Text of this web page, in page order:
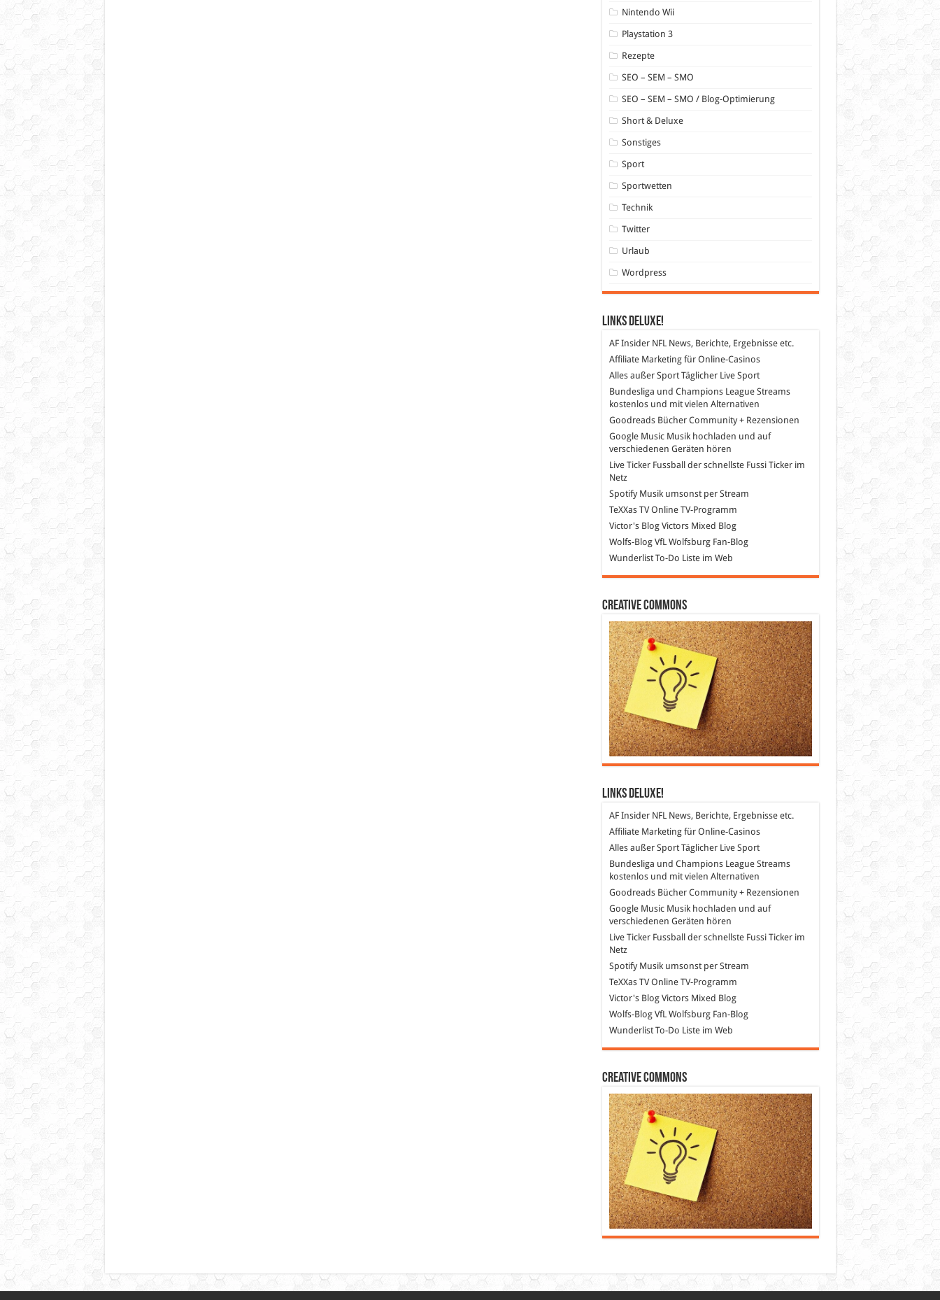
Nintendo Wii
Playstation 3
Rezepte
SEO – SEM – SMO
SEO – SEM – SMO / Blog-Optimierung
Short & Deluxe
Sonstiges
Sport
Sportwetten
Technik
Twitter
Urlaub
Wordpress
Links DeLuXe!
AF InsiderNFL News, Berichte, Ergebnisse etc.
Affiliate Marketingfür Online-Casinos
Alles außer SportTäglicher Live Sport
Bundesliga und Champions League Streams
kostenlos und mit vielen Alternativen
GoodreadsBücher Community + Rezensionen
Google MusicMusik hochladen und auf
verschiedenen Geräten hören
Live Ticker Fussball
der schnellste Fussi Ticker im
Netz
SpotifyMusik umsonst per Stream
TeXXas TVOnline TV-Programm
Victor's BlogVictors Mixed Blog
Wolfs-BlogVfL Wolfsburg Fan-Blog
WunderlistTo-Do Liste im Web
Creative Commons
Links DeLuXe!
AF InsiderNFL News, Berichte, Ergebnisse etc.
Affiliate Marketingfür Online-Casinos
Alles außer SportTäglicher Live Sport
Bundesliga und Champions League Streams
kostenlos und mit vielen Alternativen
GoodreadsBücher Community + Rezensionen
Google MusicMusik hochladen und auf
verschiedenen Geräten hören
Live Ticker Fussball
der schnellste Fussi Ticker im
Netz
SpotifyMusik umsonst per Stream
TeXXas TVOnline TV-Programm
Victor's BlogVictors Mixed Blog
Wolfs-BlogVfL Wolfsburg Fan-Blog
WunderlistTo-Do Liste im Web
Creative Commons